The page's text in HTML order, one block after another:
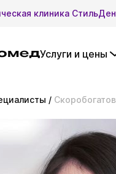
клиника
Услуги и цены
/